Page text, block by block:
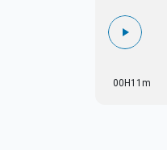
00H11m